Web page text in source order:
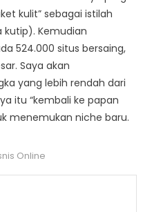
kulit” sebagai istilah
Kemudian
524.000 situs bersaing,
Saya akan
yang lebih rendah dari
itu “kembali ke papan
menemukan niche baru.
Online